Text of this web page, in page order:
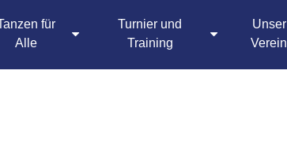
für
Alle
Turnier und
Training
Unser
Verein